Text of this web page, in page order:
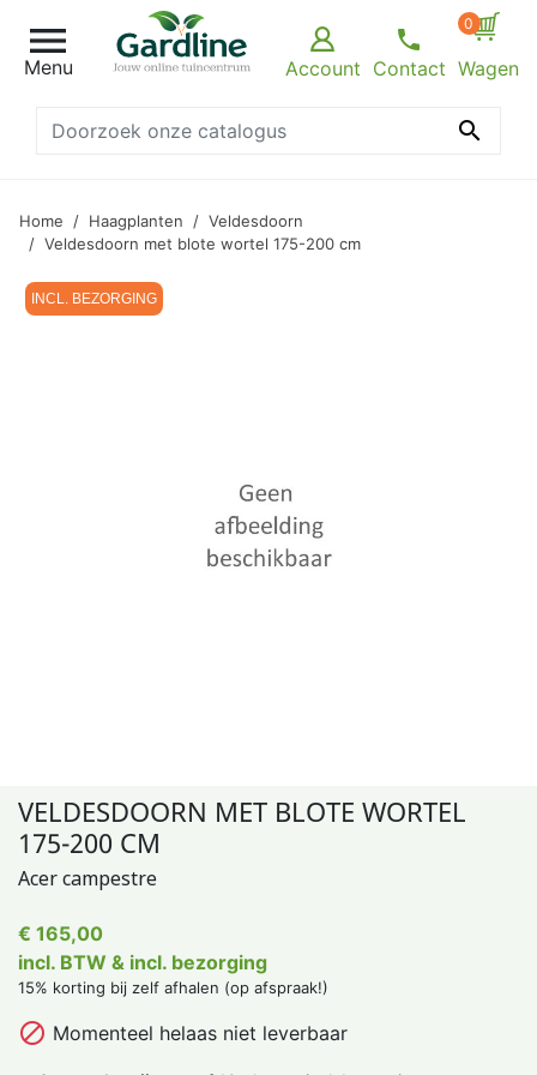

Menu Account Contact
0
Wagen

Home Haagplanten
Veldesdoorn
Veldesdoorn met blote wortel 175-200 cm
INCL. BEZORGING
VELDESDOORN MET BLOTE WORTEL
175-200 CM
Acer campestre
€ 165,00
incl. BTW & incl. bezorging
15% korting bij zelf afhalen (op afspraak!)
 Momenteel helaas niet leverbaar